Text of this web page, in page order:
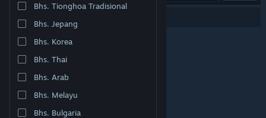
Ubah bahasa
Dapatkan Aplikasi Seluler Steam
Lihat situs web desktop
Bhs. Tionghoa Tradisional
Bhs. Jepang
Bhs. Korea
Bhs. Thai
Bhs. Arab
Bhs. Melayu
Bhs. Bulgaria